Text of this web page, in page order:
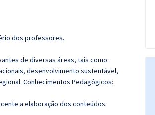
dos professores.
de diversas áreas, tais como:
desenvolvimento sustentável,
Conhecimentos Pedagógicos:
a elaboração dos conteúdos.